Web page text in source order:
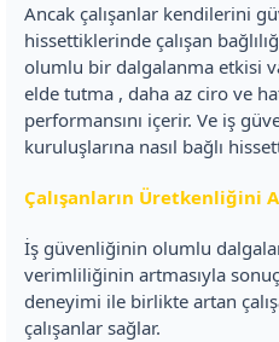
Ancak çalışanlar kendilerini
hissettiklerinde çalışan
olumlu bir dalgalanma etkisi
elde tutma , daha az ciro ve
performansını içerir. Ve iş
kuruluşlarına nasıl bağlı
Çalışanların Üretkenliğini
İş güvenliğinin olumlu
verimliliğinin artmasıyla
deneyimi ile birlikte artan
çalışanlar sağlar.